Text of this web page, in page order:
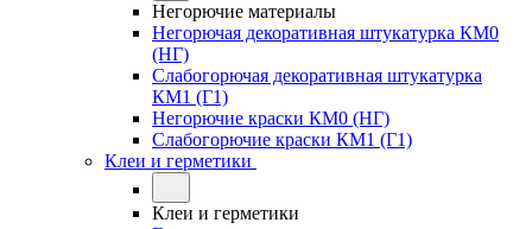
Негорючие материалы
Негорючая декоративная штукатурка КМ0
(НГ)
Слабогорючая декоративная штукатурка
КМ1 (Г1)
Негорючие краски КМ0 (НГ)
Слабогорючие краски КМ1 (Г1)
Клеи и герметики
Клеи и герметики